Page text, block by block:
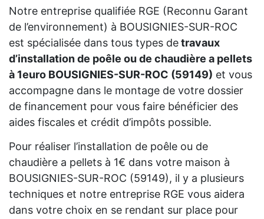
Notre entreprise qualifiée RGE (Reconnu Garant
de l’environnement) à BOUSIGNIES-SUR-ROC
est spécialisée dans tous types detravaux
d’installation de poêle ou de chaudière a pellets
à 1euro BOUSIGNIES-SUR-ROC (59149) et vous
accompagne dans le montage de votre dossier
de financement pour vous faire bénéficier des
aides fiscales et crédit d’impôts possible.
Pour réaliser l’installation de poêle ou de
chaudière a pellets à 1€ dans votre maison à
BOUSIGNIES-SUR-ROC (59149), il y a plusieurs
techniques et notre entreprise RGE vous aidera
dans votre choix en se rendant sur place pour